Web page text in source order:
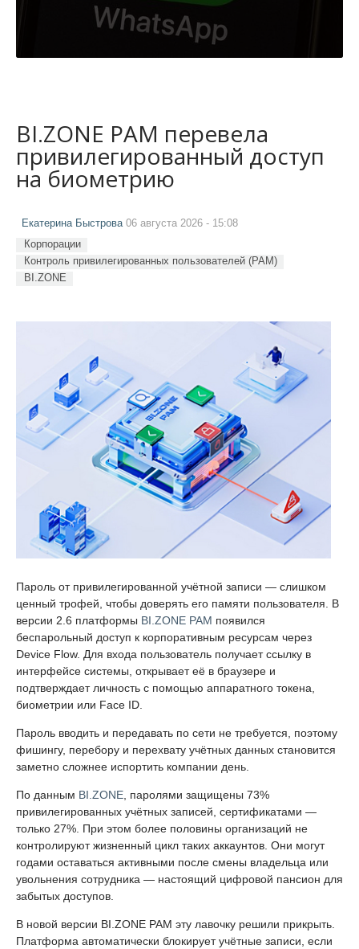
BI.ZONE PAM перевела
привилегированный доступ
на биометрию
Екатерина Быстрова06 августа 2026 - 15:08
Корпорации
Контроль привилегированных пользователей (PAM)
BI.ZONE
Пароль от привилегированной учётной записи — слишком
ценный трофей, чтобы доверять его памяти пользователя. В
версии 2.6 платформы BI.ZONE PAM появился
беспарольный доступ к корпоративным ресурсам через
Device Flow. Для входа пользователь получает ссылку в
интерфейсе системы, открывает её в браузере и
подтверждает личность с помощью аппаратного токена,
биометрии или Face ID.
Пароль вводить и передавать по сети не требуется, поэтому
фишингу, перебору и перехвату учётных данных становится
заметно сложнее испортить компании день.
По данным BI.ZONE , паролями защищены 73%
привилегированных учётных записей, сертификатами —
только 27%. При этом более половины организаций не
контролируют жизненный цикл таких аккаунтов. Они могут
годами оставаться активными после смены владельца или
увольнения сотрудника — настоящий цифровой пансион для
забытых доступов.
В новой версии BI.ZONE PAM эту лавочку решили прикрыть.
Платформа автоматически блокирует учётные записи, если